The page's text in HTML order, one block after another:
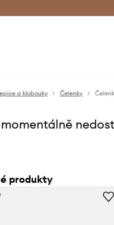
Doručení a vrácení
a klobouky Čelenky
produkty